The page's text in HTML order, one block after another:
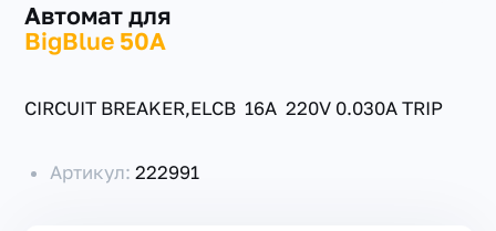
Автомат для
BigBlue 50A
CIRCUIT BREAKER,ELCB 16A 220V 0.030A TRIP
Артикул:222991